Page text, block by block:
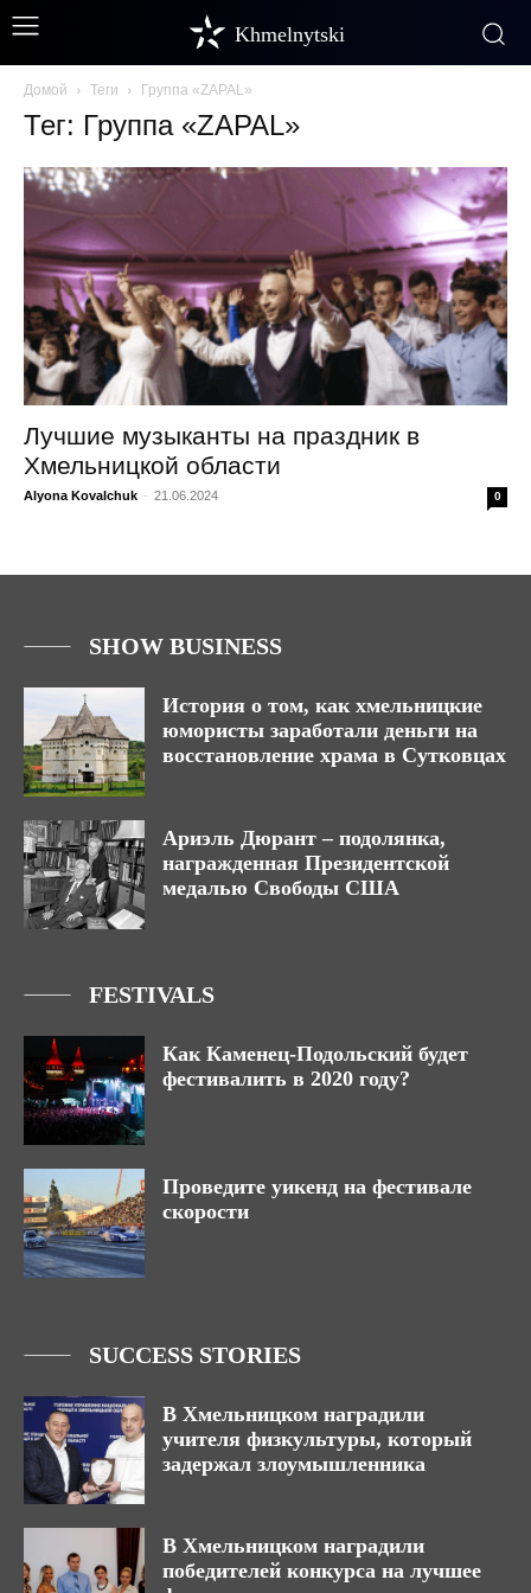
Khmelnytski
Домой Теги Группа «ZAPAL»
Тег: Группа «ZAPAL»
Лучшие музыканты на праздник в
Хмельницкой области
Alyona Kovalchuk - 21.06.2024 0
SHOW BUSINESS
История о том, как хмельницкие
юмористы заработали деньги на
восстановление храма в Сутковцах
Ариэль Дюрант – подолянка,
награжденная Президентской
медалью Свободы США
FESTIVALS
Как Каменец-Подольский будет
фестивалить в 2020 году?
Проведите уикенд на фестивале
скорости
SUCCESS STORIES
В Хмельницком наградили
учителя физкультуры, который
задержал злоумышленника
В Хмельницком наградили
победителей конкурса на лучшее